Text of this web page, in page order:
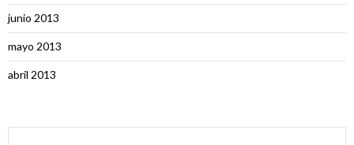
junio 2013
mayo 2013
abril 2013